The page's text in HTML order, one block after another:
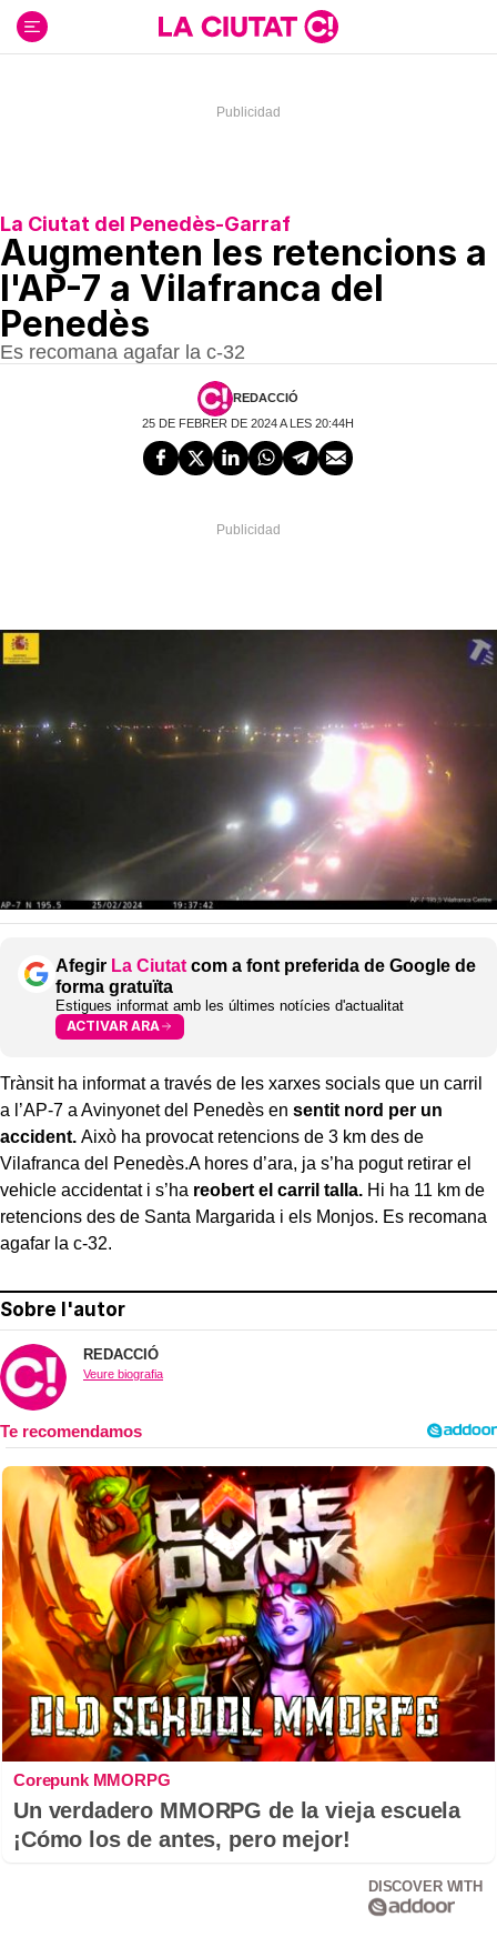
contenido
La Ciutat del Penedès-Garraf
Augmenten les retencions a
l'AP-7 a Vilafranca del
Penedès
Es recomana agafar la c-32
REDACCIÓ
25 DE FEBRER DE 2024 A LES 20:44H
Afegir La Ciutat com a font preferida de Google de
forma gratuïta
Estigues informat amb les últimes notícies d'actualitat
ACTIVAR ARA
Trànsit ha informat a través de les xarxes socials que un carril
a l’AP-7 a Avinyonet del Penedès en sentit nord per un
accident. Això ha provocat retencions de 3 km des de
Vilafranca del Penedès.A hores d’ara, ja s’ha pogut retirar el
vehicle accidentat i s’ha reobert el carril talla. Hi ha 11 km de
retencions des de Santa Margarida i els Monjos. Es recomana
agafar la c-32.
Sobre l'autor
REDACCIÓ
Veure biografia
Corepunk MMORPG
Un verdadero MMORPG de la vieja escuela
¡Cómo los de antes, pero mejor!
DISCOVER WITH